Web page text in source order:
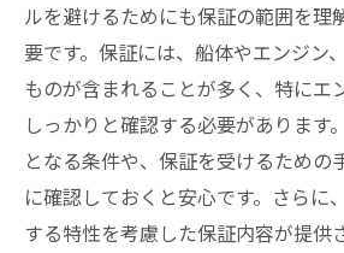
ルを避けるためにも保証の範囲を理
要です。保証には、船体やエンジン
ものが含まれることが多く、特にエ
しっかりと確認する必要があります
となる条件や、保証を受けるための
に確認しておくと安心です。さらに
する特性を考慮した保証内容が提供